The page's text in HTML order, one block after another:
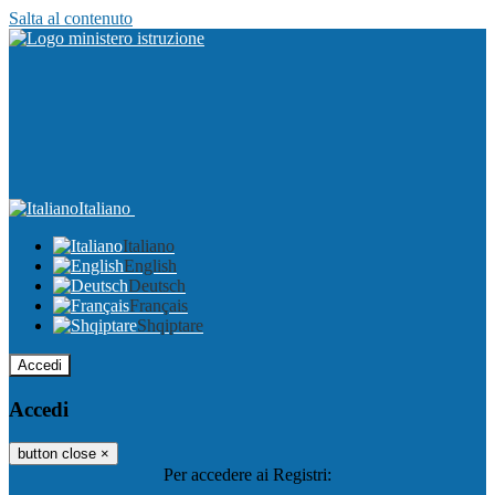
Salta al contenuto
Italiano
Italiano
English
Deutsch
Français
Shqiptare
Accedi
Accedi
button close ×
Per accedere ai Registri: